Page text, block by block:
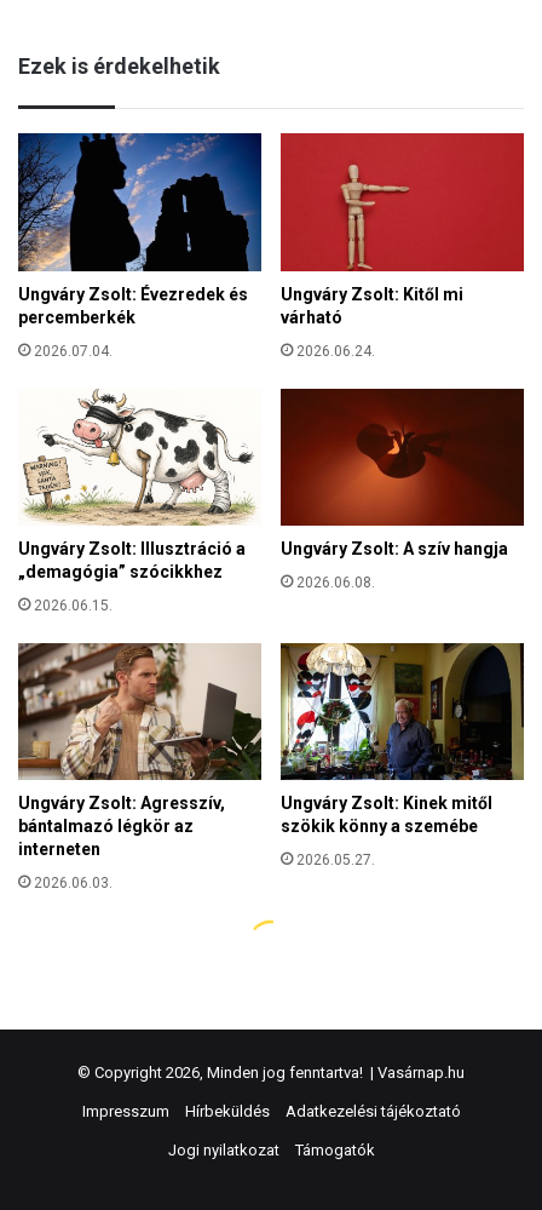
© Copyright 2026, Minden jog fenntartva! | Vasárnap.hu
Impresszum Hírbeküldés Adatkezelési tájékoztató
Jogi nyilatkozat Támogatók